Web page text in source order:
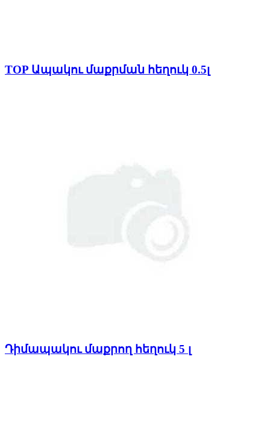
TOP Ապակու մաքրման հեղուկ 0.5լ
Դիմապակու մաքրող հեղուկ 5 լ